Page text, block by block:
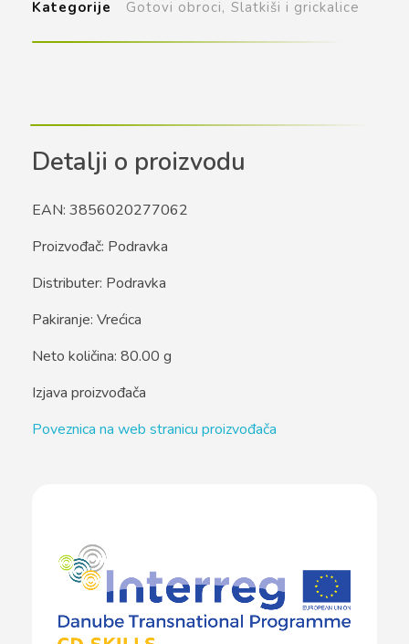
Kategorije Gotovi obroci, Slatkiši i grickalice
Detalji o proizvodu
EAN: 3856020277062
Proizvođač: Podravka
Distributer: Podravka
Pakiranje: Vrećica
Neto količina: 80.00 g
Izjava proizvođača
Poveznica na web stranicu proizvođača